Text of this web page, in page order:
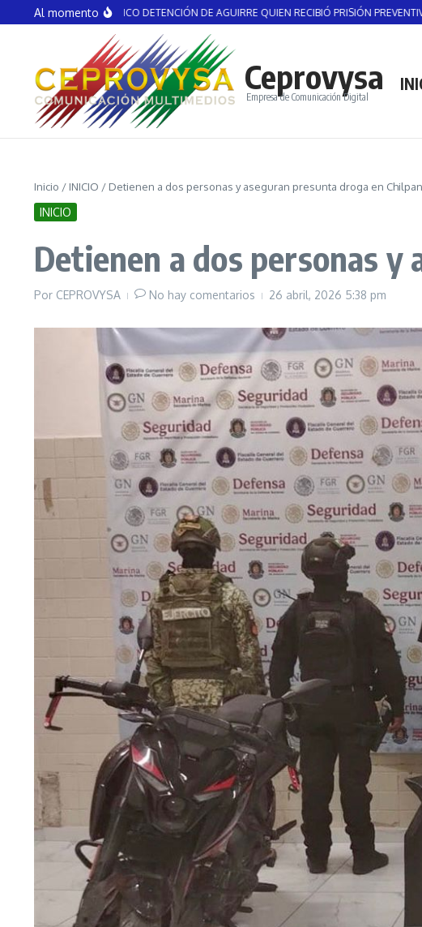
Saltar al contenido
Al momento
ASUNTO POLÍTICO DETENCIÓN DE AGUIRRE QUIEN RECIBIÓ PRISIÓN PREVENTIVA
Ceprovysa
Empresa de Comunicación Digital
Inicio / INICIO / Detienen a dos personas y aseguran presunta droga en
INICIO
Detienen a dos personas
Por CEPROVYSA No hay comentarios 26 abril, 2026 5:38 pm